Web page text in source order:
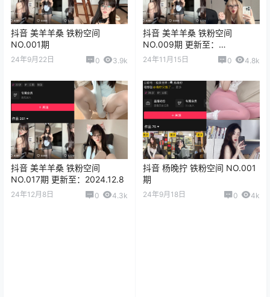
抖音 美羊羊桑 铁粉空间
NO.001期
24年9月22日 0 3.9k
抖音 美羊羊桑 铁粉空间
NO.009期 更新至：
2024.11.21
24年11月15日 0 4.8k
抖音 美羊羊桑 铁粉空间
NO.017期 更新至：2024.12.8
24年12月8日 0 4.3k
抖音 杨晚拧 铁粉空间 NO.001
期
24年9月18日 0 4k